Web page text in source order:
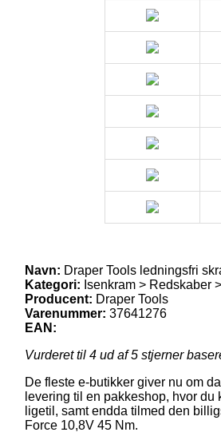
Navn: Draper Tools ledningsfri
Kategori: Isenkram > Redskaber
Producent: Draper Tools
Varenummer: 37641276
EAN:
Vurderet til 4 ud af 5 stjerner
De fleste e-butikker giver nu om
levering til en pakkeshop, hvor
ligetil, samt endda tilmed den
Force 10,8V 45 Nm.